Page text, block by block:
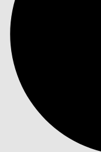
Índice de materias
ÍNDICE DE MATERIAS